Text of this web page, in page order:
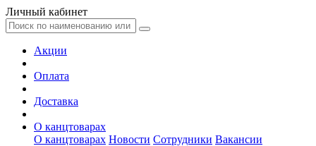
Личный кабинет
Акции
Оплата
Доставка
О канцтоварах
О канцтоварах Новости Сотрудники Вакансии